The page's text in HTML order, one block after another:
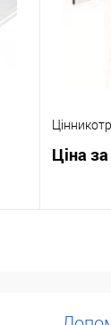
У обране
Ціна